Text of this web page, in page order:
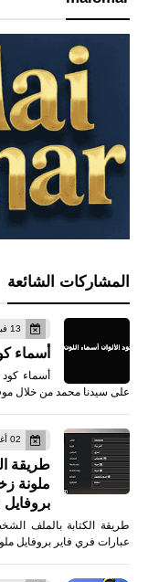
المشاركات الشائعة
13 فبراير 2020
أسماء
أسماء
على سيدنا محمد من خلال
02 أغسطس 2021
طريقة
ملونة
بروفايل
طريقة الكتابة بالملف
عبارات فري فاير بروفايل